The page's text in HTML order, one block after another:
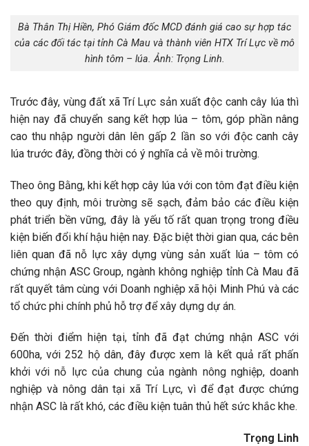
Bà Thân Thị Hiền, Phó Giám đốc MCD đánh giá cao sự hợp tác
của các đối tác tại tỉnh Cà Mau và thành viên HTX Trí Lực về mô
hình tôm – lúa. Ảnh: Trọng Linh.
Trước đây, vùng đất xã Trí Lực sản xuất độc canh cây lúa thì
hiện nay đã chuyển sang kết hợp lúa – tôm, góp phần nâng
cao thu nhập người dân lên gấp 2 lần so với độc canh cây
lúa trước đây, đồng thời có ý nghĩa cả về môi trường.
Theo ông Bằng, khi kết hợp cây lúa với con tôm đạt điều kiện
theo quy định, môi trường sẽ sạch, đảm bảo các điều kiện
phát triển bền vững, đây là yếu tố rất quan trọng trong điều
kiện biến đổi khí hậu hiện nay. Đặc biệt thời gian qua, các bên
liên quan đã nỗ lực xây dựng vùng sản xuất lúa – tôm có
chứng nhận ASC Group, ngành không nghiệp tỉnh Cà Mau đã
rất quyết tâm cùng với Doanh nghiệp xã hội Minh Phú và các
tổ chức phi chính phủ hỗ trợ để xây dựng dự án.
Đến thời điểm hiện tại, tỉnh đã đạt chứng nhận ASC với
600ha, với 252 hộ dân, đây được xem là kết quả rất phấn
khởi với nỗ lực của chung của ngành nông nghiệp, doanh
nghiệp và nông dân tại xã Trí Lực, vì để đạt được chứng
nhận ASC là rất khó, các điều kiện tuân thủ hết sức khắc khe.
Trọng Linh